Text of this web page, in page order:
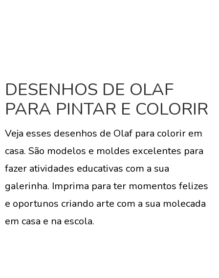
DESENHOS DE OLAF
PARA PINTAR E COLORIR
Veja esses desenhos de Olaf para colorir em
casa. São modelos e moldes excelentes para
fazer atividades educativas com a sua
galerinha. Imprima para ter momentos felizes
e oportunos criando arte com a sua molecada
em casa e na escola.